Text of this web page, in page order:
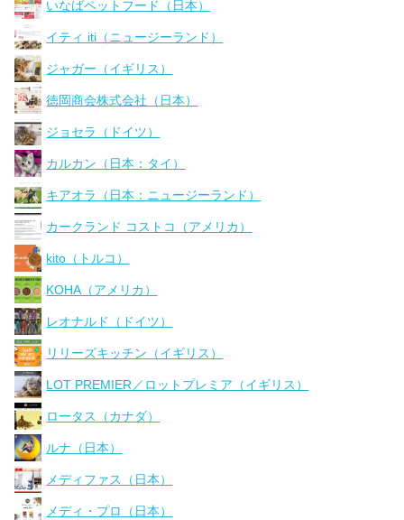
いなばペットフード（日本）
イティ iti（ニュージーランド）
ジャガー（イギリス）
徳岡商会株式会社（日本）
ジョセラ（ドイツ）
カルカン（日本：タイ）
キアオラ（日本：ニュージーランド）
カークランド コストコ（アメリカ）
kito（トルコ）
KOHA（アメリカ）
レオナルド（ドイツ）
リリーズキッチン（イギリス）
LOT PREMIER／ロットプレミア（イギリス）
ロータス（カナダ）
ルナ（日本）
メディファス（日本）
メディ・プロ（日本）